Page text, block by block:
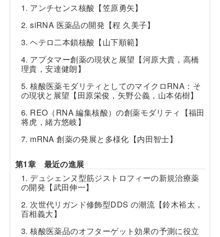
1. アンチセンス核酸【笠原勇矢】
2. siRNA 医薬品の開発【程 久美子】
3. ヘテロ二本鎖核酸【山下順範】
4. アプタマー創薬の現状と展望【河原大貴，高橋
理貴，安達健朗】
5. 核酸医薬モダリティとしてのマイクロRNA：そ
の現状と展望【田原栄俊，矢野公義，山本佑樹】
6. REO（RNA 編集核酸）の創薬モダリティ【福田
将虎，緒方悠岐】
7. mRNA 創薬の発展と多様化【内田智士】
第1章 最近の進展
1. デュシェンヌ型筋ジストロフィーの新規治療薬
の開発【武田伸一】
2. 次世代リガンド修飾型DDS の潮流【鈴木裕太，
百相義大】
3. 核酸医薬品のオフターゲット効果の予測に役立